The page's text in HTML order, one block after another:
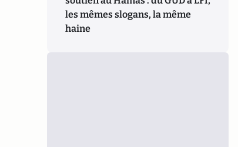
les mêmes slogans, la même
haine